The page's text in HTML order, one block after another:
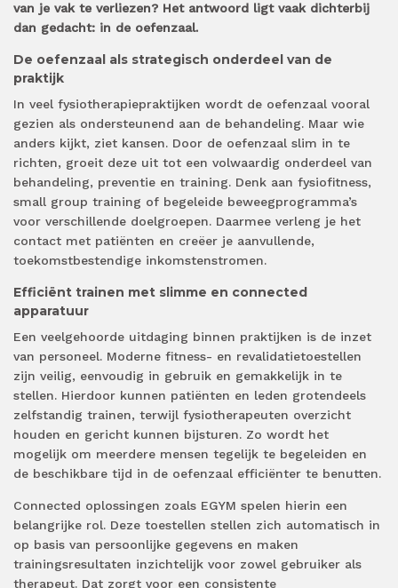
van je vak te verliezen? Het antwoord ligt vaak dichterbij
dan gedacht: in de oefenzaal.
De oefenzaal als strategisch onderdeel van de
praktijk
In veel fysiotherapiepraktijken wordt de oefenzaal vooral
gezien als ondersteunend aan de behandeling. Maar wie
anders kijkt, ziet kansen. Door de oefenzaal slim in te
richten, groeit deze uit tot een volwaardig onderdeel van
behandeling, preventie en training. Denk aan fysiofitness,
small group training of begeleide beweegprogramma’s
voor verschillende doelgroepen. Daarmee verleng je het
contact met patiënten en creëer je aanvullende,
toekomstbestendige inkomstenstromen.
Efficiënt trainen met slimme en connected
apparatuur
Een veelgehoorde uitdaging binnen praktijken is de inzet
van personeel. Moderne fitness- en revalidatietoestellen
zijn veilig, eenvoudig in gebruik en gemakkelijk in te
stellen. Hierdoor kunnen patiënten en leden grotendeels
zelfstandig trainen, terwijl fysiotherapeuten overzicht
houden en gericht kunnen bijsturen. Zo wordt het
mogelijk om meerdere mensen tegelijk te begeleiden en
de beschikbare tijd in de oefenzaal efficiënter te benutten.
Connected oplossingen zoals EGYM spelen hierin een
belangrijke rol. Deze toestellen stellen zich automatisch in
op basis van persoonlijke gegevens en maken
trainingsresultaten inzichtelijk voor zowel gebruiker als
therapeut. Dat zorgt voor een consistente